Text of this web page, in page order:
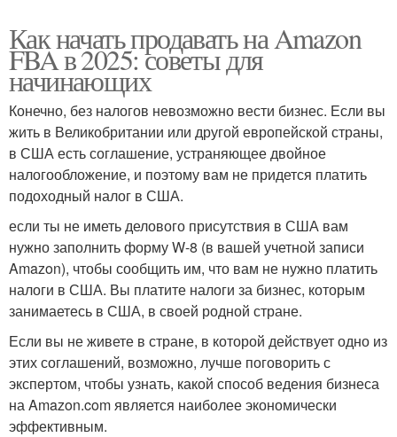
Как начать продавать на Amazon
FBA в 2025: советы для
начинающих
Конечно, без налогов невозможно вести бизнес. Если вы
жить в Великобритании или другой европейской страны,
в США есть соглашение, устраняющее двойное
налогообложение, и поэтому вам не придется платить
подоходный налог в США.
если ты не иметь делового присутствия в США вам
нужно заполнить форму W-8 (в вашей учетной записи
Amazon), чтобы сообщить им, что вам не нужно платить
налоги в США. Вы платите налоги за бизнес, которым
занимаетесь в США, в своей родной стране.
Если вы не живете в стране, в которой действует одно из
этих соглашений, возможно, лучше поговорить с
экспертом, чтобы узнать, какой способ ведения бизнеса
на Amazon.com является наиболее экономически
эффективным.